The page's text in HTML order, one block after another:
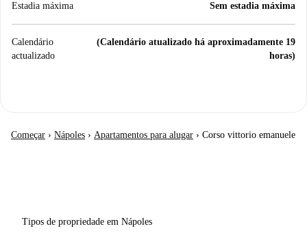
Estadia máxima Sem estadia máxima
Calendário
actualizado
(Calendário atualizado há aproximadamente 19
horas)
Começar › Nápoles › Apartamentos para alugar › Corso vittorio emanuele
Tipos de propriedade em Nápoles